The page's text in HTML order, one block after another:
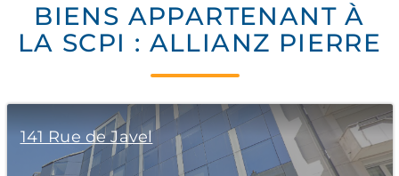
BIENS APPARTENANT À
LA SCPI : ALLIANZ PIERRE
141 Rue de Javel